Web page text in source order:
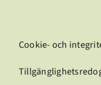
Cookie- och